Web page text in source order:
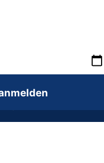
voorbehouden
Privacy